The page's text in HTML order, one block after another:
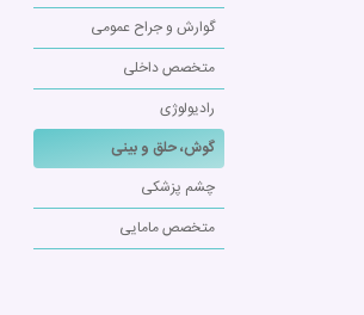
گوارش و جراح عمومی
متخصص داخلی
رادیولوژی
گوش، حلق و بینی
چشم پزشکی
متخصص مامایی